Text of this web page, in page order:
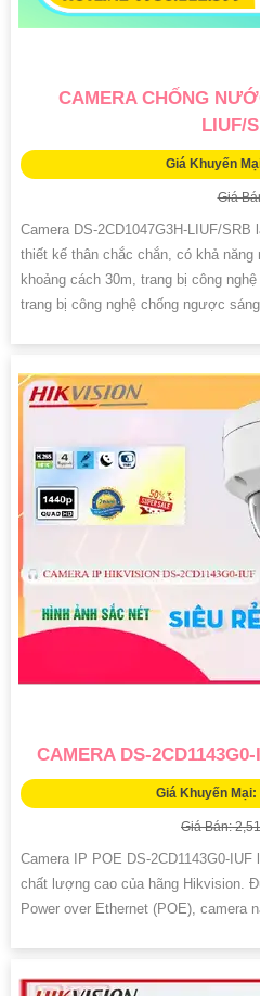
CAMERA CHỐNG
LIUF/
Giá Khuyến
Giá
Camera DS-2CD1047G3H-LIUF/
thiết kế thân chắc chắn, có khả
khoảng cách 30m, trang bị công
trang bị công nghệ chống ngược
CAMERA DS-
Giá Khuyến Mại:
Giá Bán:
Camera IP POE DS-2CD1143G0-
chất lượng cao của hãng Hikvision.
Power over Ethernet (POE), camera